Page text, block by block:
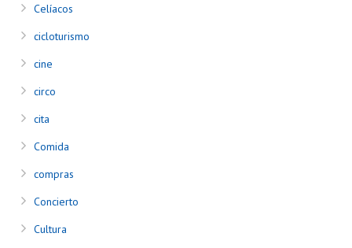
Celíacos
cicloturismo
cine
circo
cita
Comida
compras
Concierto
Cultura